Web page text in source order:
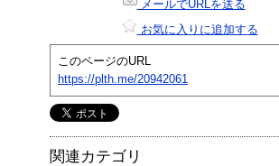
メールでURLを送る
お気に入りに追加する
このページのURL
https://plth.me/20942061
関連カテゴリ